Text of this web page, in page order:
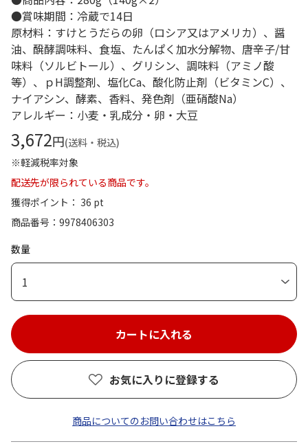
●賞味期間：冷蔵で14日
原材料：すけとうだらの卵（ロシア又はアメリカ）、醤
油、醗酵調味料、食塩、たんぱく加水分解物、唐辛子/甘
味料（ソルビトール）、グリシン、調味料（アミノ酸
等）、ｐH調整剤、塩化Ca、酸化防止剤（ビタミンC）、
ナイアシン、酵素、香料、発色剤（亜硝酸Na）
アレルギー：小麦・乳成分・卵・大豆
3,672円(送料・税込)
※軽減税率対象
配送先が限られている商品です。
獲得ポイント： 36 pt
商品番号
9978406303
数量
1
お気に入りに登録する
商品についてのお問い合わせはこちら